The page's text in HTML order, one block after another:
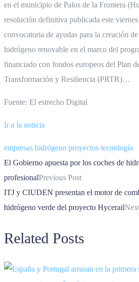
en el municipio de Palos de la Frontera
resolución definitiva publicada este
convocatoria de ayudas para la creación
hidrógeno renovable en el marco del
financiado con fondos europeos del Plan
Transformación y Resiliencia (PRTR)…
Fuente: El estrecho Digital
Ir a la noticia
empresas hidrógeno proyectos tecnología
El Gobierno apuesta por los coches de
profesionalPrevious Post
ITJ y CIUDEN presentan el motor de
hidrógeno verde del proyecto Hycerail
Related Posts